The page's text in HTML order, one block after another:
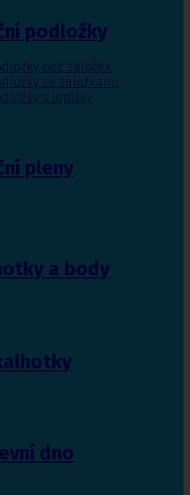
podložky
bez záložek,
se záložkami,
s lepítky
pleny
a body
dno